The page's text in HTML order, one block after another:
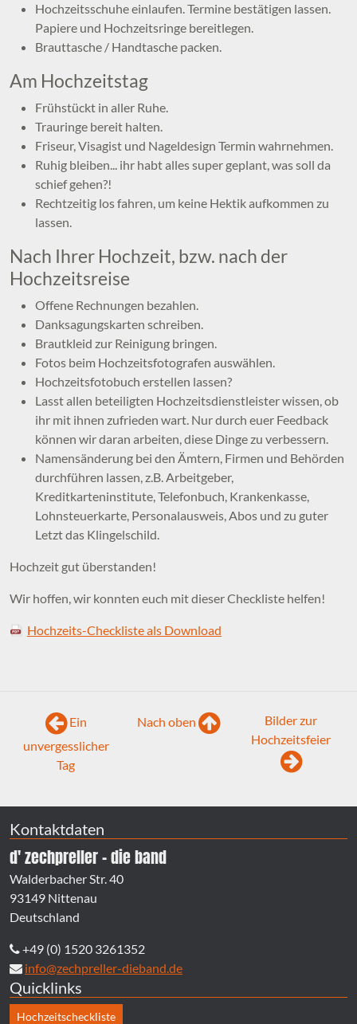
Hochzeitsschuhe einlaufen. Termine bestätigen lassen.
Papiere und Hochzeitsringe bereitlegen.
Brauttasche / Handtasche packen.
Am Hochzeitstag
Frühstückt in aller Ruhe.
Trauringe bereit halten.
Friseur, Visagist und Nageldesign Termin wahrnehmen.
Ruhig bleiben... ihr habt alles super geplant, was soll da
schief gehen?!
Rechtzeitig los fahren, um keine Hektik aufkommen zu
lassen.
Nach Ihrer Hochzeit, bzw. nach der
Hochzeitsreise
Offene Rechnungen bezahlen.
Danksagungskarten schreiben.
Brautkleid zur Reinigung bringen.
Fotos beim Hochzeitsfotografen auswählen.
Hochzeitsfotobuch erstellen lassen?
Lasst allen beteiligten Hochzeitsdienstleister wissen, ob
ihr mit ihnen zufrieden wart. Nur durch euer Feedback
können wir daran arbeiten, diese Dinge zu verbessern.
Namensänderung bei den Ämtern, Firmen und Behörden
durchführen lassen, z.B. Arbeitgeber,
Kreditkarteninstitute, Telefonbuch, Krankenkasse,
Lohnsteuerkarte, Personalausweis, Abos und zu guter
Letzt das Klingelschild.
Hochzeit gut überstanden!
Wir hoffen, wir konnten euch mit dieser Checkliste helfen!
Hochzeits-Checkliste als Download
Ein
unvergesslicher
Tag
Nach oben
Bilder zur
Hochzeitsfeier
Kontaktdaten
d' zechpreller - die band
Walderbacher Str. 40
93149 Nittenau
Deutschland
+49 (0) 1520 3261352
info@zechpreller-dieband.de
Quicklinks
Hochzeitscheckliste